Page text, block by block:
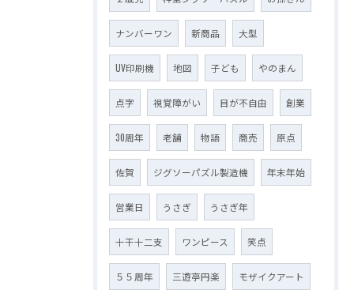
ナンバーワン 新商品 大型
UV印刷機 地図 子ども やのまん
点字 視覚障がい 目が不自由 創業
30周年 老舗 物語 商売 原点
佐賀 ジグソーパズル製造機 年末年始
営業日 うさぎ うさぎ年
十干十二支 ワンピース 笑点
５５周年 三遊亭円楽 モザイクアート